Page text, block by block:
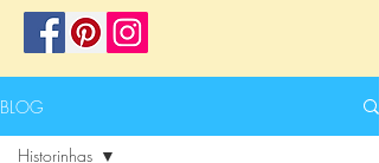
BLOG
Historinhas